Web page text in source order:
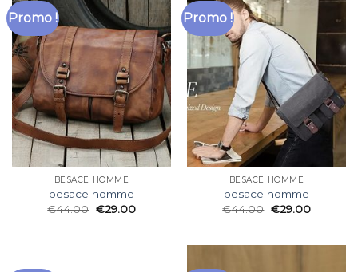
Promo !
BESACE HOMME
besace homme
€44.00 €29.00
Promo !
BESACE HOMME
besace homme
€44.00 €29.00